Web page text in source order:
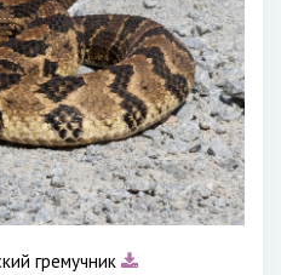
гремучник